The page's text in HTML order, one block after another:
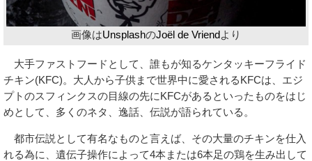
画像はUnsplashのJoël de Vriendより
大手ファストフードとして、誰もが知るケンタッキーフライド
チキン(KFC)。大人から子供まで世界中に愛されるKFCは、エジ
プトのスフィンクスの目線の先にKFCがあるといったものをはじ
めとして、多くのネタ、逸話、伝説が語られている。
都市伝説として有名なものと言えば、その大量のチキンを仕入
れる為に、遺伝子操作によって4本または6本足の鶏を生み出して